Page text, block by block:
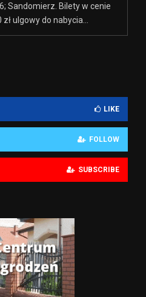
Sandomierz. Bilety w cenie
zł ulgowy do nabycia...
LIKE
FOLLOW
SUBSCRIBE